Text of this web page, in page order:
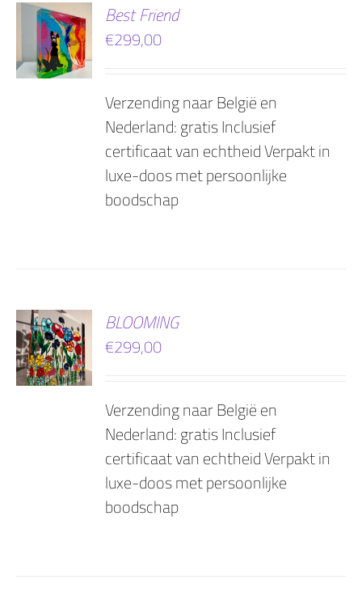
Best Friend
€299,00
Verzending naar België en
Nederland: gratis Inclusief
certificaat van echtheid Verpakt in
luxe-doos met persoonlijke
boodschap
BLOOMING
€299,00
Verzending naar België en
Nederland: gratis Inclusief
certificaat van echtheid Verpakt in
luxe-doos met persoonlijke
boodschap